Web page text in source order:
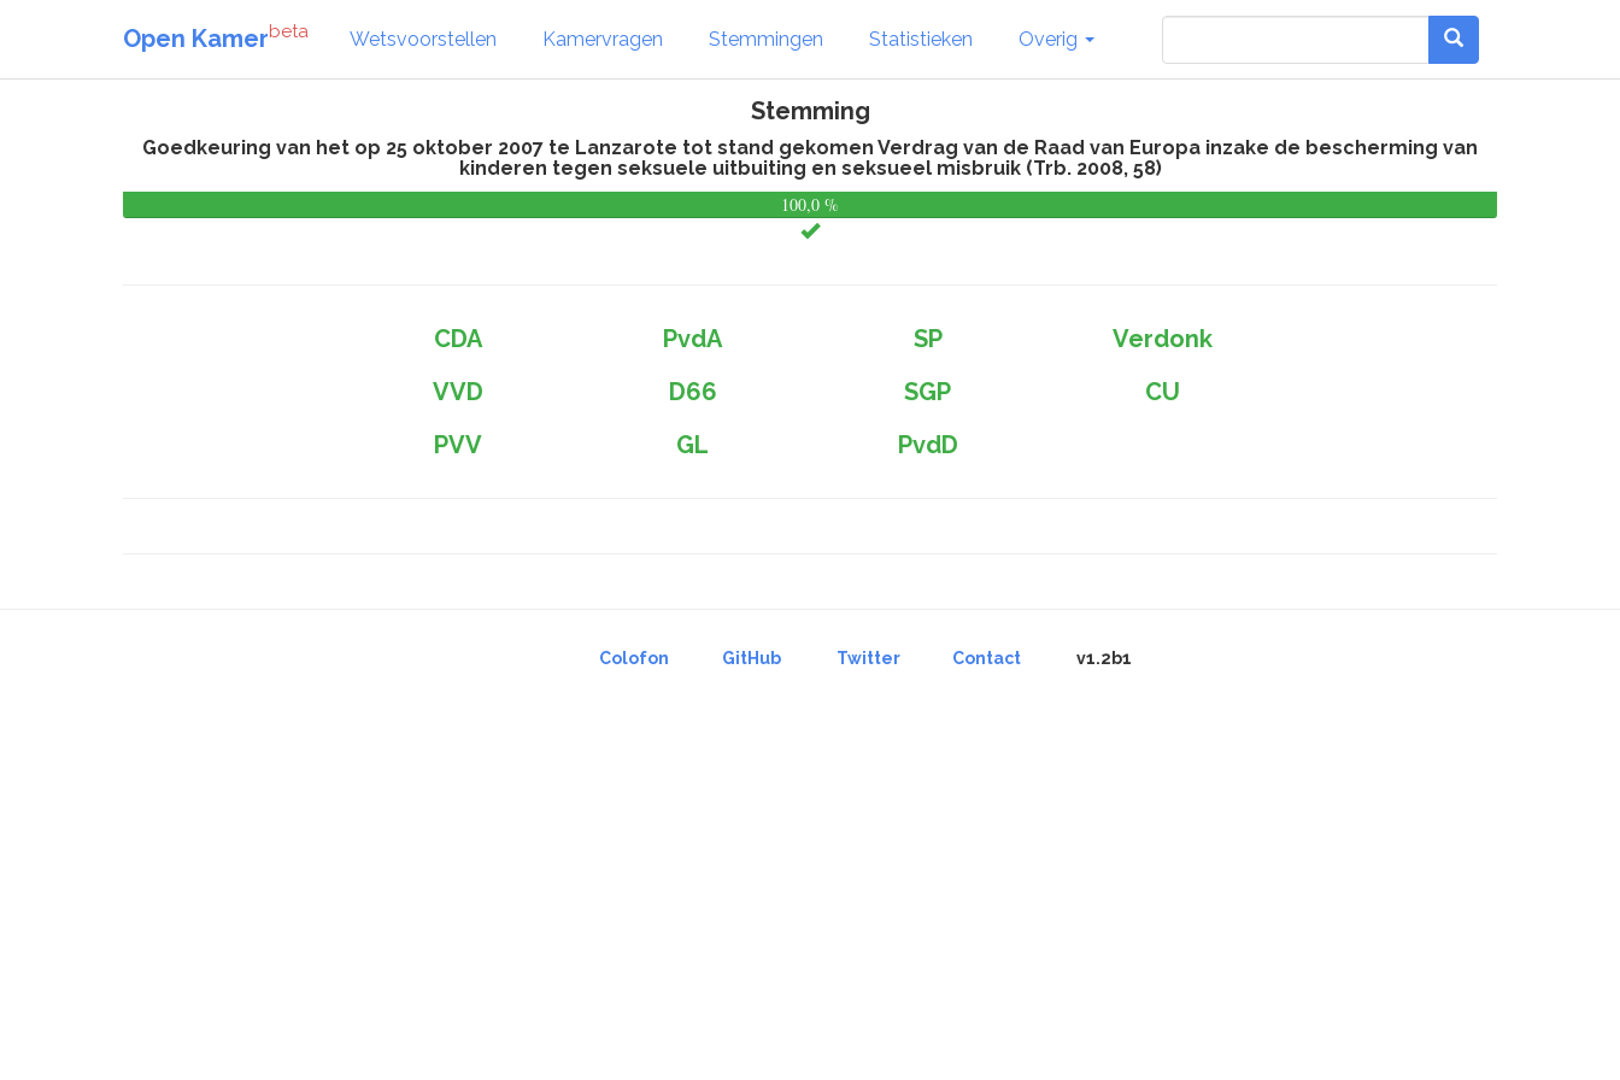
Open Kamerbeta Wetsvoorstellen Kamervragen Stemmingen Statistieken Overig
Stemming
Goedkeuring van het op 25 oktober 2007 te Lanzarote tot stand gekomen Verdrag van de Raad van Europa inzake de bescherming van
kinderen tegen seksuele uitbuiting en seksueel misbruik (Trb. 2008, 58)
100,0 %
CDA PvdA SP
Verdonk
VVD
D66 SGP
CU
PVV
GL PvdD
Colofon GitHub Twitter Contact v1.2b1